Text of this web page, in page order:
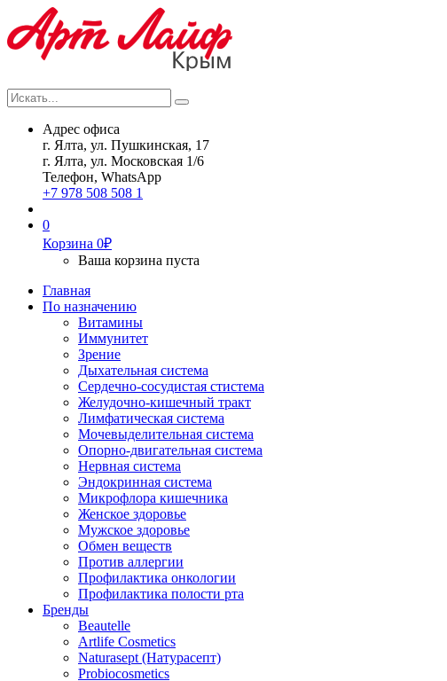
Search
Адрес офиса
г. Ялта, ул. Пушкинская, 17
г. Ялта, ул. Московская 1/6
Телефон, WhatsApp
+7 978 508 508 1
0
Корзина 0₽
Ваша корзина пуста
Главная
По назначению
Витамины
Иммунитет
Зрение
Дыхательная система
Сердечно-сосудистая стистема
Желудочно-кишечный тракт
Лимфатическая система
Мочевыделительная система
Опорно-двигательная система
Нервная система
Эндокринная система
Микрофлора кишечника
Женское здоровье
Мужское здоровье
Обмен веществ
Против аллергии
Профилактика онкологии
Профилактика полости рта
Бренды
Beautelle
Artlife Cosmetics
Naturasept (Натурасепт)
Probiocosmetics